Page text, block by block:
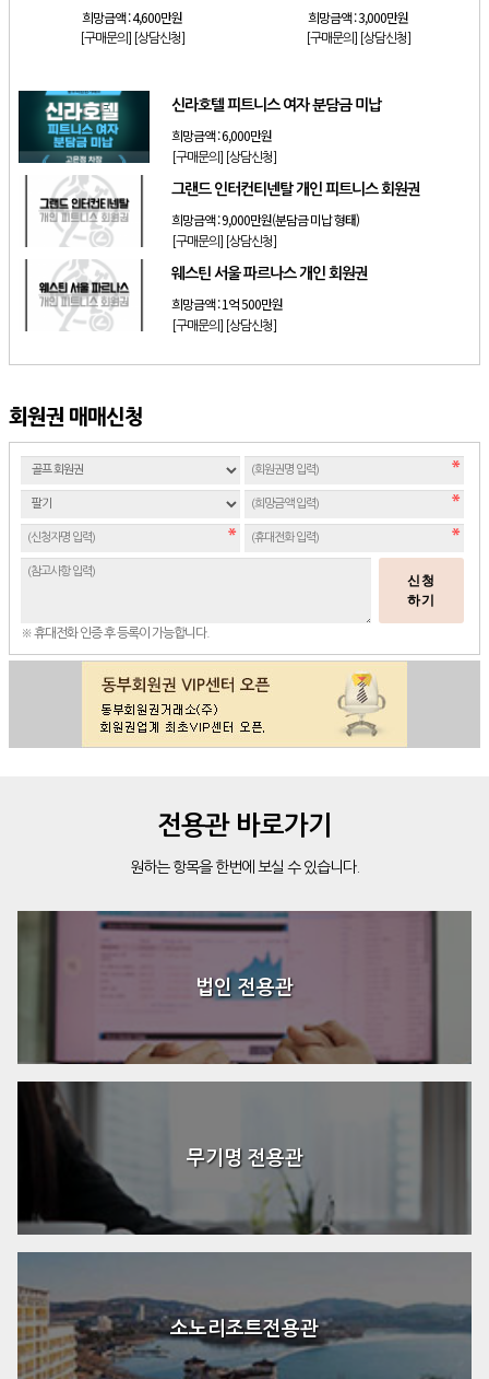
희망금액 :4,600만원
[구매문의] [상담신청]
희망금액 :3,000만원
[구매문의] [상담신청]
신라호텔 피트니스 여자 분담금 미납
희망금액 :6,000만원
[구매문의] [상담신청]
그랜드 인터컨티넨탈 개인 피트니스 회원권
희망금액 :9,000만원(분담금 미납 형태)
[구매문의] [상담신청]
웨스틴 서울 파르나스 개인 회원권
희망금액 :1억 500만원
[구매문의] [상담신청]
회원권 매매신청
신청
하기
※ 휴대전화 인증 후 등록이 가능합니다.
전용관 바로가기
원하는 항목을 한번에 보실 수 있습니다.
법인 전용관
무기명 전용관
소노리조트전용관